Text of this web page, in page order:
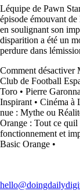
Léquipe de Pawn
épisode émouvant
en soulignant son
disparition a été un
perdure dans
Comment désactiver
Club de Football
Toro • Pierre
Inspirant • Cinéma à
nue : Mythe ou
Orange : Tout ce
fonctionnement et
Basic Orange •